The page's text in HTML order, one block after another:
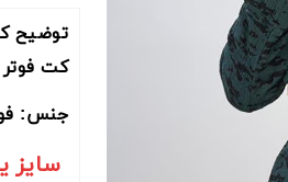
توضیح
کت فوتر
جنس:
سایز